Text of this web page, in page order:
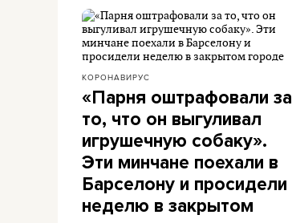
КОРОНАВИРУС
«Парня оштрафовали за
то, что он выгуливал
игрушечную собаку».
Эти минчане поехали в
Барселону и просидели
неделю в закрытом